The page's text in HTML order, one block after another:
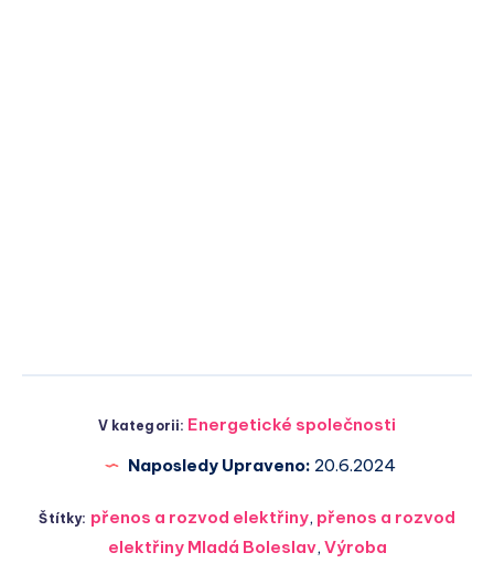
V kategorii: Energetické společnosti
Naposledy Upraveno: 20.6.2024
Štítky: přenos a rozvod elektřiny, přenos a rozvod
elektřiny Mladá Boleslav, Výroba